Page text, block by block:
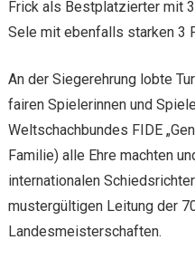
Frick als Bestplatzierter mit
Sele mit ebenfalls starken 3
An der Siegerehrung lobte
fairen Spielerinnen und
Weltschachbundes FIDE
Familie) alle Ehre machten
internationalen
mustergültigen Leitung der
Landesmeisterschaften.